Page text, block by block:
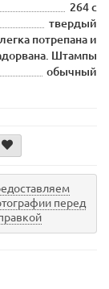
264 с
твердый
потрепана и
Штампы
обычный
перед